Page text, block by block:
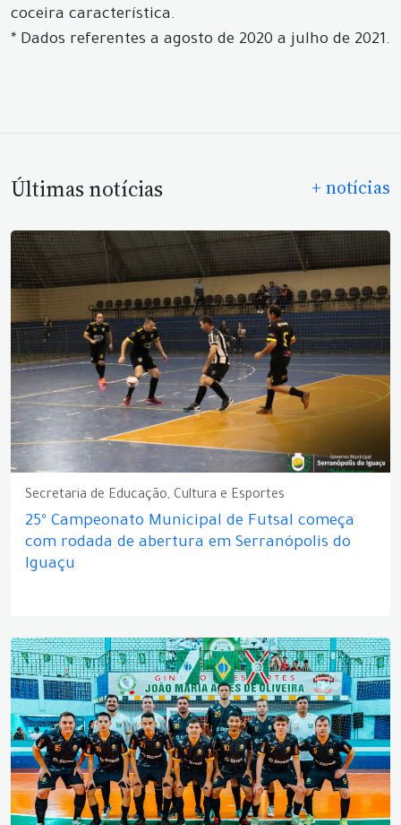
coceira característica.
* Dados referentes a agosto de 2020 a julho de 2021.
Últimas notícias + notícias
Secretaria de Educação, Cultura e Esportes
25º Campeonato Municipal de Futsal começa
com rodada de abertura em Serranópolis do
Iguaçu